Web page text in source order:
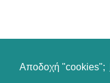
Αποδοχή "cookies";